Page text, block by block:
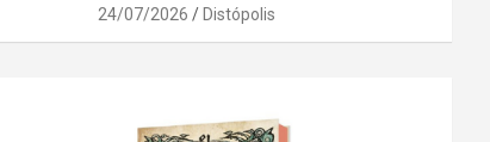
24/07/2026 Distópolis